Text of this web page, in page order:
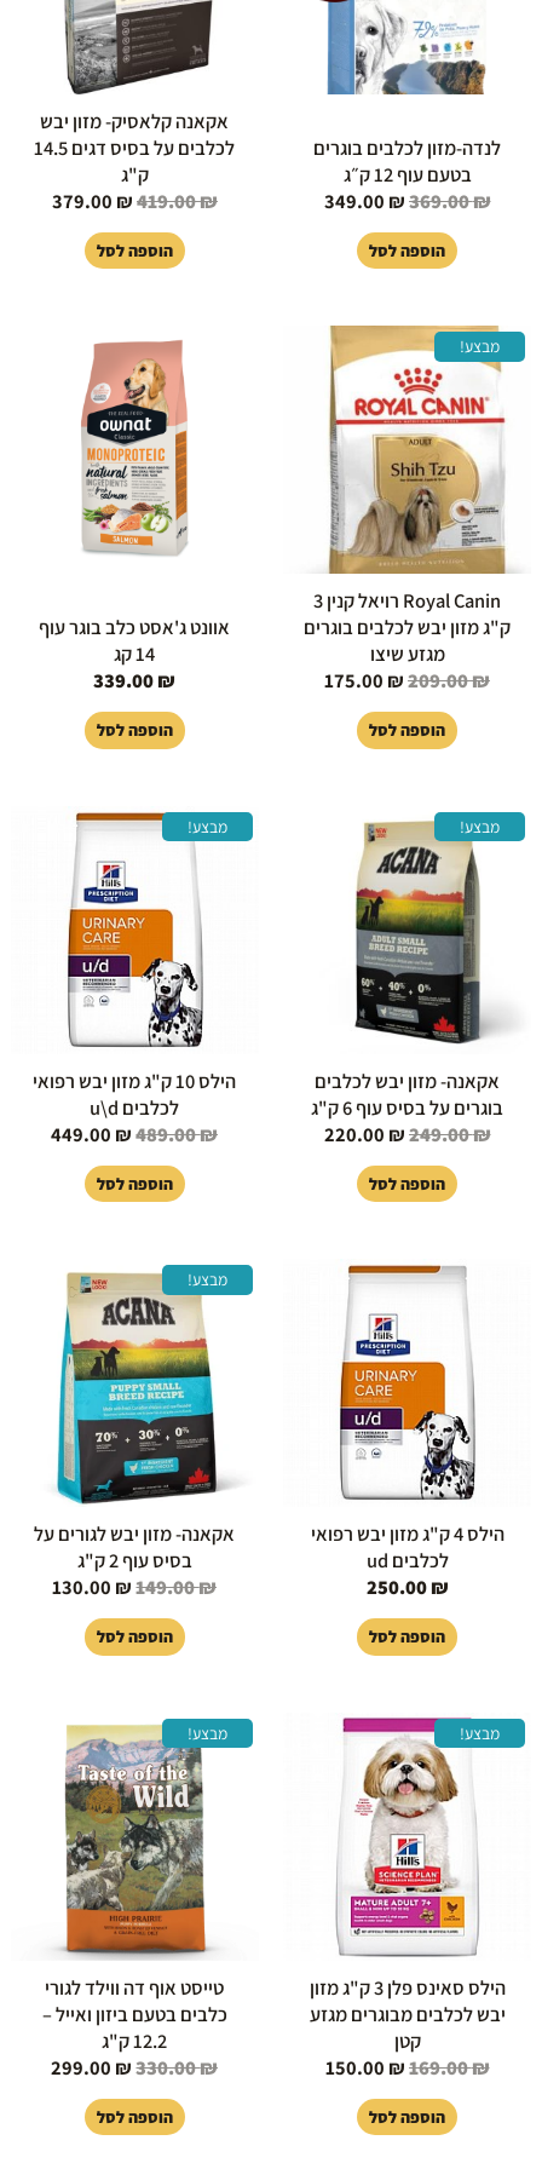
לנדה-מזון לכלבים בוגרים
בטעם עוף 12 ק״ג
369.00₪
349.00 ₪
הוספה לסל
אקאנה קלאסיק- מזון יבש
לכלבים על בסיס דגים 14.5
ק"ג
419.00₪
379.00 ₪
הוספה לסל
מבצע!
Royal Canin רויאל קנין 3
ק"ג מזון יבש לכלבים בוגרים
מגזע שיצו
209.00₪
המחיר
המקורי
היה:
209.00 ₪.
175.00 ₪
הוספה לסל
אוונט ג'אסט כלב בוגר עוף
14 קג
339.00₪
הוספה לסל
מבצע!
אקאנה- מזון יבש לכלבים
בוגרים על בסיס עוף 6 ק"ג
249.00₪
המחיר
המקורי
היה:
249.00 ₪.
220.00 ₪
הוספה לסל
מבצע!
הילס 10 ק"ג מזון יבש רפואי
לכלבים u\d
489.00₪
המחיר
המקורי
היה:
489.00 ₪.
449.00 ₪
הוספה לסל
הילס 4 ק"ג מזון יבש רפואי
לכלבים ud
250.00₪
הוספה לסל
מבצע!
אקאנה- מזון יבש לגורים על
בסיס עוף 2 ק"ג
149.00₪
המחיר
המקורי
היה:
149.00 ₪.
130.00 ₪
הוספה לסל
מבצע!
הילס סאינס פלן 3 ק"ג מזון
יבש לכלבים מבוגרים מגזע
קטן
169.00₪
המחיר
המקורי
היה:
169.00 ₪.
150.00 ₪
הוספה לסל
מבצע!
טייסט אוף דה ווילד לגורי
כלבים בטעם ביזון ואייל –
12.2 ק"ג
330.00₪
המחיר
המקורי
היה:
330.00 ₪.
299.00 ₪
הוספה לסל